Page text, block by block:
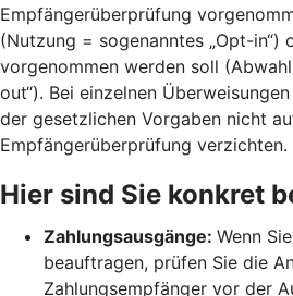
Empfängerüberprüfung
(Nutzung = sogenanntes „Opt-in“)
vorgenommen werden soll
out“). Bei einzelnen
der gesetzlichen Vorgaben nicht
Empfängerüberprüfung verzichten.
Hier sind Sie konkret
Zahlungsausgänge: Wenn
beauftragen, prüfen Sie die
Zahlungsempfänger vor der